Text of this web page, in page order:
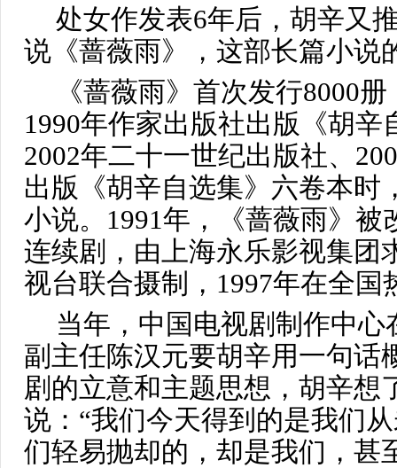
处女作发表6年后，胡辛又
说《蔷薇雨》，这部长篇小说
《蔷薇雨》首次发行8000
1990年作家出版社出版《胡辛
2002年二十一世纪出版社、
出版《胡辛自选集》六卷本时
小说。1991年，《蔷薇雨》被
连续剧，由上海永乐影视集团
视台联合摄制，1997年在全国
当年，中国电视剧制作中
副主任陈汉元要胡辛用一句话
剧的立意和主题思想，胡辛想
说：“我们今天得到的是我们
们轻易抛却的，却是我们，甚